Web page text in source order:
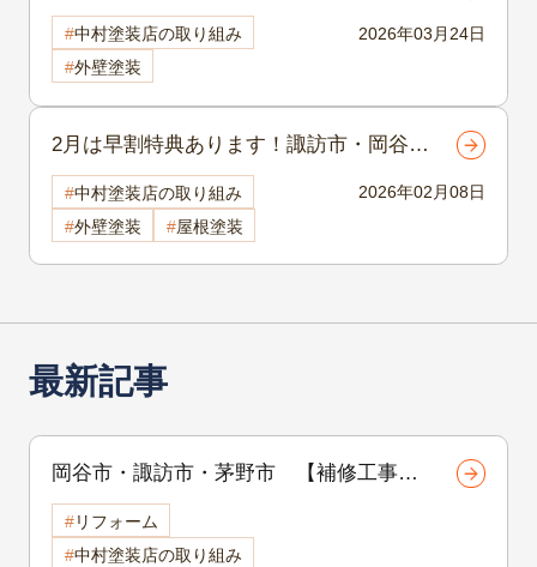
最新記事
岡谷市・諏訪市・茅野市 【補修工事シ
リーズ 第1回】外壁のひび割れは危
険？クラック補修の重要性と放置するリ
リフォーム
中村塗装店の取り組み
2026年03月24日
ツとは？ 地元塗装会社が教える失敗しな
い選び方
中村塗装店の取り組み
外壁塗装
2026年02月08日
2月は早割特典あります！諏訪市・岡谷
市・茅野市 外壁塗装 屋根塗装 2/1~2/
28
中村塗装店の取り組み
外壁塗装
屋根塗装